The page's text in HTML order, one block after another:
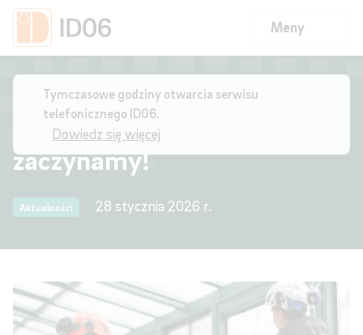
Meny
Tymczasowe godziny otwarcia serwisu
telefonicznego ID06.
Dowiedz się więcej
Strona główna / Dzisiaj jest 28 stycznia – zaczynamy!
Dzisiaj jest 28 stycznia –
zaczynamy!
Aktualności 28 stycznia 2026 r.